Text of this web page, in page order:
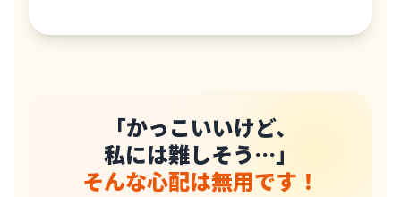
「かっこいいけど、
私には難しそう…」
そんな心配は無用です！